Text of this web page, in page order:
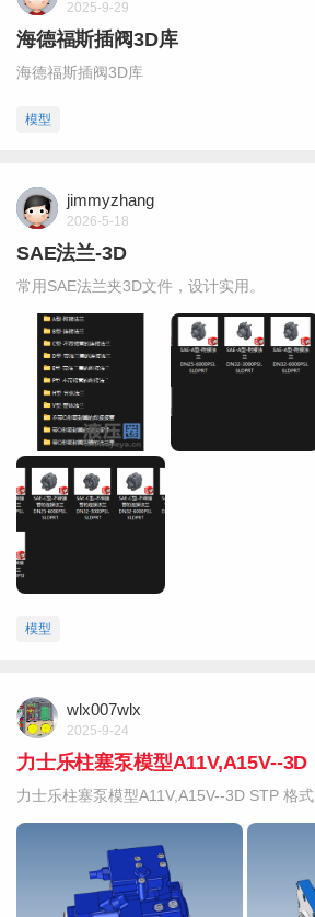
2025-9-29
海德福斯插阀3D库
海德福斯插阀3D库
模型
jimmyzhang
2026-5-18
SAE法兰-3D
常用SAE法兰夹3D文件，设计实用。
模型
wlx007wlx
2025-9-24
力士乐柱塞泵模型A11V,A15V--3D
力士乐柱塞泵模型A11V,A15V--3D STP 格式